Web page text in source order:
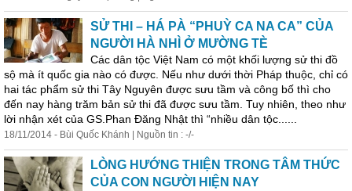
SỬ THI – HÁ PÀ “PHUỲ CA NA CA” CỦA
NGƯỜI HÀ NHÌ Ở MƯỜNG TÈ
Các dân tộc Việt Nam có một khối lượng sử thi đồ
sộ mà ít quốc gia nào có được. Nếu như dưới thời Pháp thuộc, chỉ có
hai tác phẩm sử thi Tây Nguyên được sưu tầm và công bố thì cho
đến nay hàng trăm bản sử thi đã được sưu tầm. Tuy nhiên, theo như
lời nhận xét của GS.Phan Đăng Nhật thì “nhiều dân tộc......
18/11/2014 - Bùi Quốc Khánh | Nguồn tin : -/-
LÒNG HƯỚNG THIỆN TRONG TÂM THỨC
CỦA CON NGƯỜI HIỆN NAY